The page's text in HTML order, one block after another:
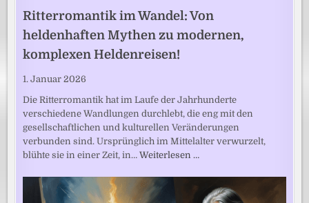
Ritterromantik im Wandel: Von
heldenhaften Mythen zu modernen,
komplexen Heldenreisen!
1. Januar 2026
Die Ritterromantik hat im Laufe der Jahrhunderte
verschiedene Wandlungen durchlebt, die eng mit den
gesellschaftlichen und kulturellen Veränderungen
verbunden sind. Ursprünglich im Mittelalter verwurzelt,
blühte sie in einer Zeit, in…Weiterlesen …